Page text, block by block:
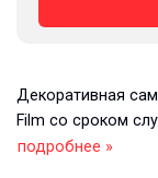
Декоративная
Film со сроком
подробнее »